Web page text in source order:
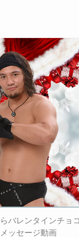
バレンタインチョ
ッセージ動画